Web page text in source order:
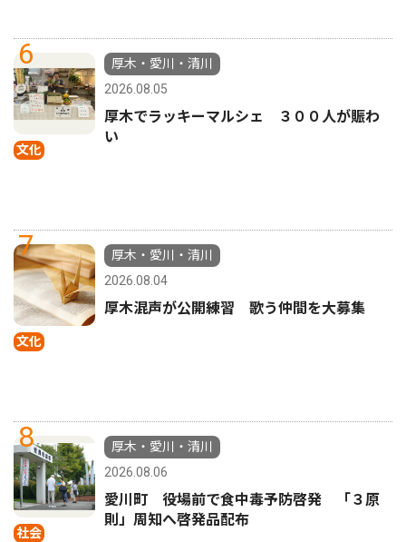
6
文化
厚木・愛川・清川
2026.08.05
厚木でラッキーマルシェ ３００人が賑わ
い
7
文化
厚木・愛川・清川
2026.08.04
厚木混声が公開練習 歌う仲間を大募集
8
社会
厚木・愛川・清川
2026.08.06
愛川町 役場前で食中毒予防啓発 「３原
則」周知へ啓発品配布